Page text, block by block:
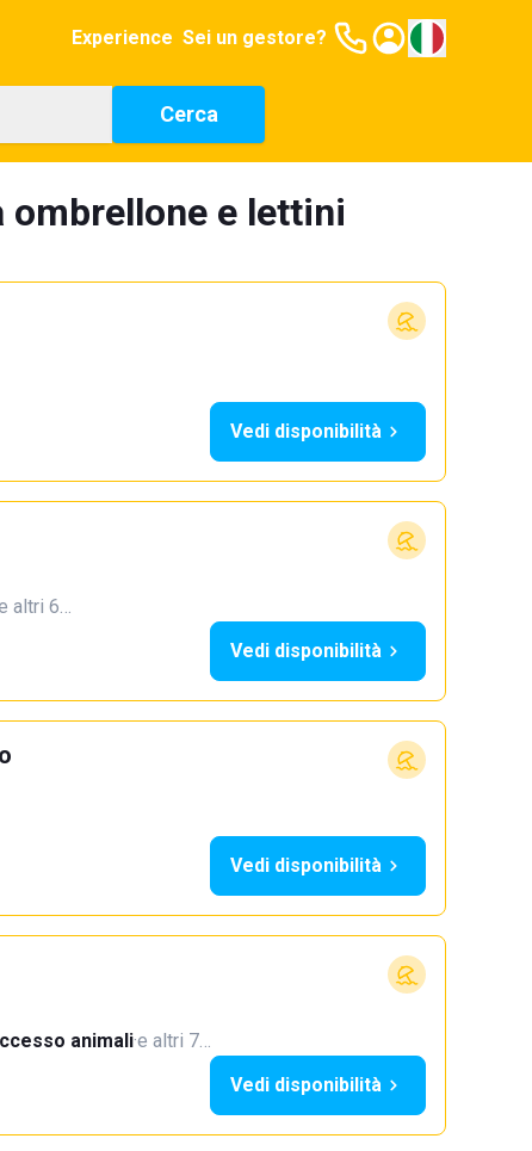
Experience Sei un gestore?
Cerca
ombrellone e lettini
Vedi disponibilità
altri 6…
Vedi disponibilità
Vedi disponibilità
animali·e altri 7…
Vedi disponibilità